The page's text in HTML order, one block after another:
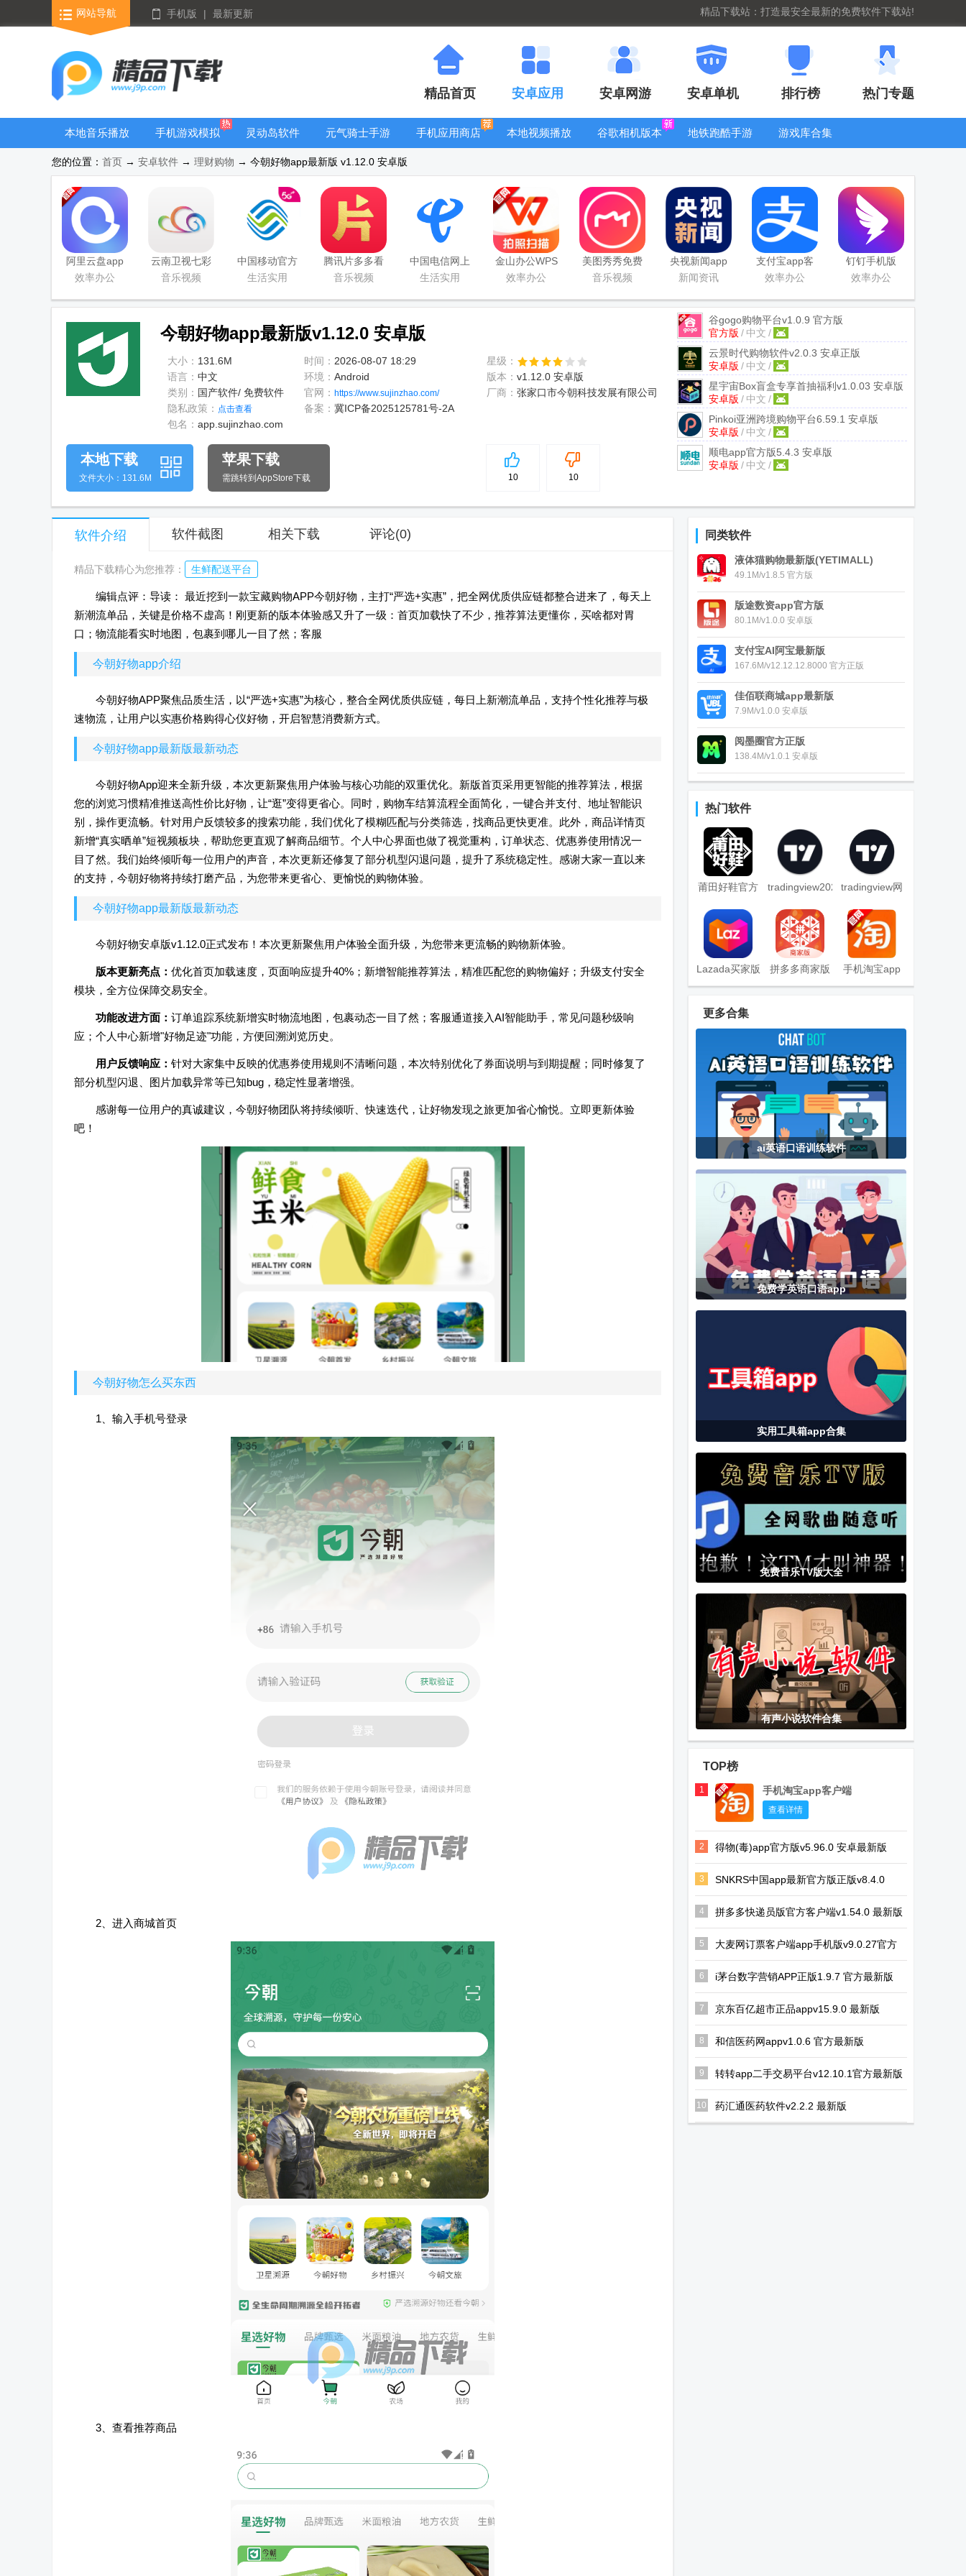
网站导航 手机版 | 最新更新 精品下载站：打造最安全最新的免费软件下载站!
精品首页 安卓应用 安卓网游 安卓单机 排行榜 热门专题
本地音乐播放
手机游戏模拟
器安卓版合集
灵动岛软件
元气骑士手游
手机应用商店
本地视频播放
谷歌相机版本
地铁跑酷手游
游戏库合集
看器
您的位置： 首页 → 安卓软件 → 理财购物 → 今朝好物app最新版 v1.12.0 安卓版
阿里云盘app
官方版
效率办公
云南卫视七彩
云端app
音乐视频
中国移动官方
营业厅
生活实用
腾讯片多多看
剧官方正版
音乐视频
中国电信网上
营业厅
生活实用
金山办公WPS
Office手机官
效率办公
美图秀秀免费
无限制vip版
音乐视频
央视新闻app
移动版客户端
新闻资讯
支付宝app客
户端
效率办公
钉钉手机版
app
效率办公
今朝好物app最新版v1.12.0 安卓版
大小： 131.6M 时间： 2026-08-07 18:29
星级：
语言： 中文 环境： Android 版本： v1.12.0 安卓版
类别： 国产软件/ 免费软件 官网： https://www.sujinzhao.com/ 厂商： 张家口市今朝科技发展有限公司
隐私政策： 点击查看 备案： 冀ICP备2025125781号-2A
包名： app.sujinzhao.com
谷gogo购物平台v1.0.9 官方版
官方版 / 中文 /
云景时代购物软件v2.0.3 安卓正版
安卓版 / 中文 /
星宇宙Box盲盒专享首抽福利 v1.0.03 安卓版
安卓版 / 中文 /
Pinkoi亚洲跨境购物平台6.59.1 安卓版
安卓版 / 中文 /
顺电app官方版5.4.3 安卓版
安卓版 / 中文 /
5
10 10
本地下载
文件大小：131.6M
苹果下载
需跳转到AppStore下载
软件介绍 软件截图 相关下载 评论(0)
精品下载精心为您推荐： 生鲜配送平台
编辑点评：导读： 最近挖到一款宝藏购物APP今朝好物，主打“严选+实惠”，把全网优质供应链都整合进来了，每天上
新潮流单品，关键是价格不虚高！刚更新的版本体验感又升了一级：首页加载快了不少，推荐算法更懂你，买啥都对胃
口；物流能看实时地图，包裹到哪儿一目了然；客服
今朝好物app介绍
今朝好物APP聚焦品质生活，以“严选+实惠”为核心，整合全网优质供应链，每日上新潮流单品，支持个性化推荐与极
速物流，让用户以实惠价格购得心仪好物，开启智慧消费新方式。
今朝好物app最新版最新动态
今朝好物App迎来全新升级，本次更新聚焦用户体验与核心功能的双重优化。新版首页采用更智能的推荐算法，根据
您的浏览习惯精准推送高性价比好物，让“逛”变得更省心。同时，购物车结算流程全面简化，一键合并支付、地址智能识
别，操作更流畅。针对用户反馈较多的搜索功能，我们优化了模糊匹配与分类筛选，找商品更快更准。此外，商品详情页
新增“真实晒单”短视频板块，帮助您更直观了解商品细节。个人中心界面也做了视觉重构，订单状态、优惠券使用情况一
目了然。我们始终倾听每一位用户的声音，本次更新还修复了部分机型闪退问题，提升了系统稳定性。感谢大家一直以来
的支持，今朝好物将持续打磨产品，为您带来更省心、更愉悦的购物体验。
今朝好物app最新版最新动态
今朝好物安卓版v1.12.0正式发布！本次更新聚焦用户体验全面升级，为您带来更流畅的购物新体验。
版本更新亮点： 优化首页加载速度，页面响应提升40%；新增智能推荐算法，精准匹配您的购物偏好；升级支付安全
模块，全方位保障交易安全。
功能改进方面： 订单追踪系统新增实时物流地图，包裹动态一目了然；客服通道接入AI智能助手，常见问题秒级响
应；个人中心新增"好物足迹"功能，方便回溯浏览历史。
用户反馈响应： 针对大家集中反映的优惠券使用规则不清晰问题，本次特别优化了券面说明与到期提醒；同时修复了
部分机型闪退、图片加载异常等已知bug，稳定性显著增强。
感谢每一位用户的真诚建议，今朝好物团队将持续倾听、快速迭代，让好物发现之旅更加省心愉悦。立即更新体验
吧！
今朝好物怎么买东西
1、输入手机号登录
2、进入商城首页
3、查看推荐商品
同类软件
液体猫购物最新版(YETIMALL)
49.1M/v1.8.5 官方版
版途数资app官方版
80.1M/v1.0.0 安卓版
支付宝AI阿宝最新版
167.6M/v12.12.12.8000 官方正版
佳佰联商城app最新版
7.9M/v1.0.0 安卓版
阅墨圈官方正版
138.4M/v1.0.1 安卓版
热门软件
莆田好鞋官方
app
tradingview2025
中文版
tradingview网
页版
Lazada买家版
最新官方正版
拼多多商家版
手机客户端最
手机淘宝app
客户端
潮玩宇宙app
官方正版
tradingview国
际版
平台
Gspace谷歌
空间app官方
版
炉石团子记牌
器(Arcane
Tracker)
Voca AI口语
123云盘直链
解析
树都想杀你
(Trees Hate
You)
抖音内置双模
测试版
jmcomic3.0安
岚山局域网文
爱尚电视TV新
更多合集
ai英语口语训练软件
免费学英语口语app
实用工具箱app合集
免费音乐TV版大全
有声小说软件合集
TOP榜
1 手机淘宝app客户端
查看详情
2 得物(毒)app官方版v5.96.0 安卓最新版
3 SNKRS中国app最新官方版正版v8.4.0
4 拼多多快递员版官方客户端v1.54.0 最新版
5
大麦网订票客户端app手机版v9.0.27官方
正版
6 i茅台数字营销APP正版1.9.7 官方最新版
7 京东百亿超市正品appv15.9.0 最新版
8 和信医药网appv1.0.6 官方最新版
9 转转app二手交易平台v12.10.1官方最新版
10 药汇通医药软件v2.2.2 最新版